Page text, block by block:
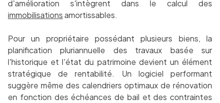
d'amélioration s'intègrent dans le calcul des
immobilisationsamortissables.
Pour un propriétaire possédant plusieurs biens, la
planification pluriannuelle des travaux basée sur
l'historique et l'état du patrimoine devient un élément
stratégique de rentabilité. Un logiciel performant
suggère même des calendriers optimaux de rénovation
en fonction des échéances de bail et des contraintes